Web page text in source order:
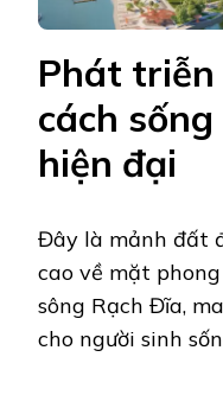
Phát
cách
hiện đại
Đây là mảnh đất
cao về mặt
sông Rạch Đĩa,
cho người sinh